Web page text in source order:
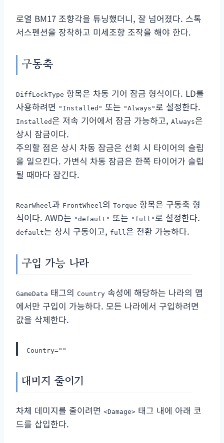
로열 BM17 조향각을 튜닝했더니, 잘 넘어졌다. 스톡
서스펜션을 장착하고 미세조향 조작을 해야 한다.
구동축
DiffLockType 항목은 차동 기어 잠금 형식이다. LD를
사용하려면 "Installed" 또는 "Always"로 설정한다.
Installed은 저속 기어에서 잠금 가능하고, Always은
상시 잠금이다.
주의할 점은 상시 차동 잠금은 선회 시 타이어의 슬립
을 일으킨다. 가변식 차동 잠금은 한쪽 타이어가 슬립
될 때마다 잠긴다.
RearWheel 과 FrontWheel 의 Torque 항목은 구동축 형
식이다. AWD는 "default" 또는 "full"로 설정한다.
default는 상시 구동이고, full 은 전환 가능하다.
구입 가능 나라
GameData 태그의 Country 속성에 해당하는 나라의 맵
에서만 구입이 가능하다. 모든 나라에서 구입하려면
값을 삭제한다.
Country=""
대미지 줄이기
차체 데미지를 줄이려면 <Damage> 태그 내에 아래 코
드를 삽입한다.